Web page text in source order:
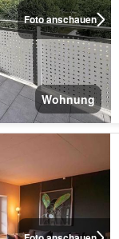
Foto anschauen
Wohnung